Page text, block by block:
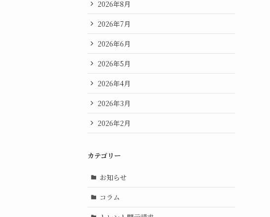
2026年8月
2026年7月
2026年6月
2026年5月
2026年4月
2026年3月
2026年2月
カテゴリー
お知らせ
コラム